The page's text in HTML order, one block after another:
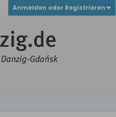
Anmelden oder Registrieren